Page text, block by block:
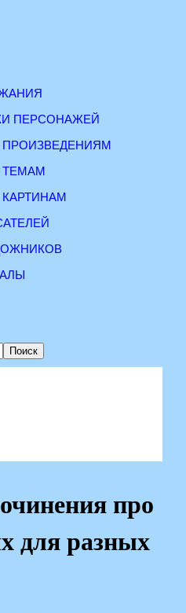
ПЕРСОНАЖЕЙ
Поиск
про
для разных